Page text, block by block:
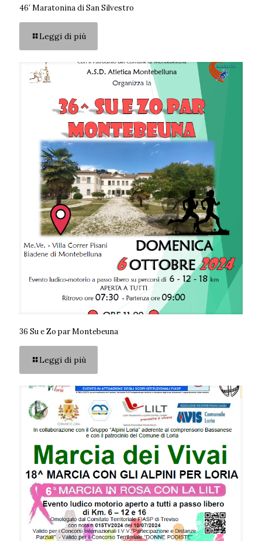
46′ Maratonina di San Silvestro
Leggi di più
36 Su e Zo par Montebeuna
Leggi di più